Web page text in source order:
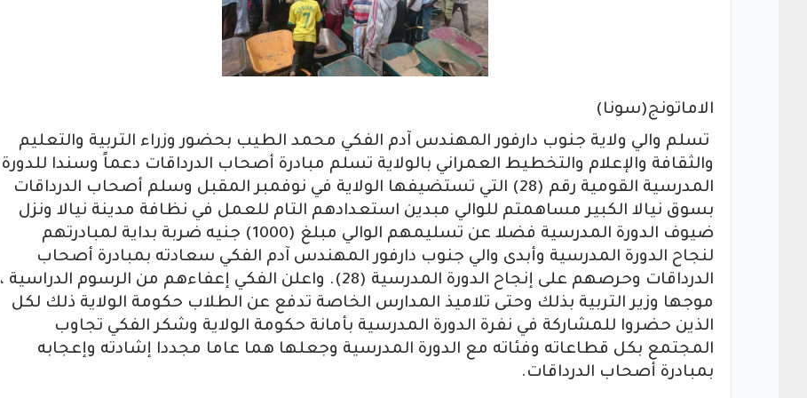
الاماتونج(سونا)
تسلم والي ولاية جنوب دارفور المهندس آدم الفكي محمد الطيب بحضور وزراء التربية والتعليم
والثقافة والإعلام والتخطيط العمراني بالولاية تسلم مبادرة أصحاب الدرداقات دعماً وسندا للدورة
المدرسية القومية رقم (28) التي تستضيفها الولاية في نوفمبر المقبل وسلم أصحاب الدرداقات
بسوق نيالا الكبير مساهمتم للوالي مبدين استعدادهم التام للعمل في نظافة مدينة نيالا ونزل
ضيوف الدورة المدرسية فضلا عن تسليمهم الوالي مبلغ (1000) جنيه ضربة بداية لمبادرتهم
لنجاح الدورة المدرسية وأبدى والي جنوب دارفور المهندس آدم الفكي سعادته بمبادرة أصحاب
الدرداقات وحرصهم على إنجاح الدورة المدرسية (28). واعلن الفكي إعفاءهم من الرسوم الدراسية ،
موجها وزير التربية بذلك وحتى تلاميذ المدارس الخاصة تدفع عن الطلاب حكومة الولاية ذلك لكل
الذين حضروا للمشاركة في نفرة الدورة المدرسية بأمانة حكومة الولاية وشكر الفكي تجاوب
المجتمع بكل قطاعاته وفئاته مع الدورة المدرسية وجعلها هما عاما مجددا إشادته وإعجابه
بمبادرة أصحاب الدرداقات.